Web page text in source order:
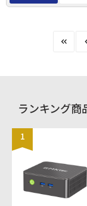
ランキング商
1